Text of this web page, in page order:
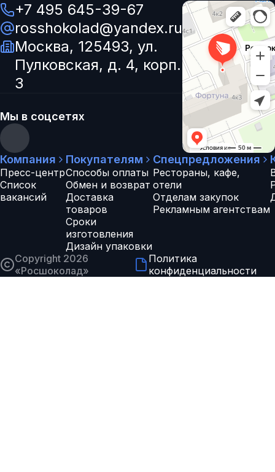
+7 495 645-39-67
rosshokolad@yandex.ru
Москва, 125493, ул.
Пулковская, д. 4, корп.
3
Мы в соцсетях
Компания
Пресс-центр
Список
вакансий
Покупателям
Способы оплаты
Обмен и возврат
Доставка
товаров
Сроки
изготовления
Дизайн упаковки
Спецпредложения
Рестораны, кафе,
отели
Отделам закупок
Рекламным агентствам
Copyright 2026
«Росшоколад»
Политика
конфиденциальности